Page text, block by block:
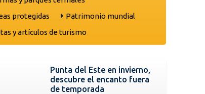
protegidas
Patrimonio mundial
y artículos de turismo
Punta del Este en invierno,
descubre el encanto fuera
de temporada